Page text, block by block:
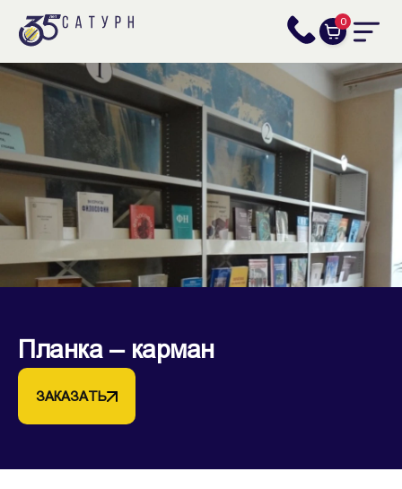
0
Планка – карман
ЗАКАЗАТЬ